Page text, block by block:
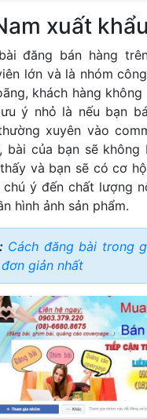
xuất khẩu
đăng bán hàng
lớn và là nhóm
khách hàng
ý nhỏ là nếu bạn
xuyên vào
bài của bạn sẽ
và bạn sẽ có cơ
ý đến chất lượng
hình ảnh sản phẩm.
Cách đăng bài trong
giản nhất